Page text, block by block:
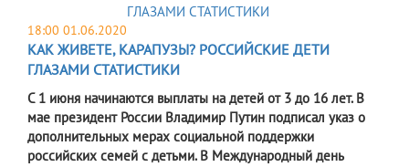
18:00 01.06.2020
КАК ЖИВЕТЕ, КАРАПУЗЫ? РОССИЙСКИЕ ДЕТИ
ГЛАЗАМИ СТАТИСТИКИ
С 1 июня начинаются выплаты на детей от 3 до 16 лет. В
мае президент России Владимир Путин подписал указ о
дополнительных мерах социальной поддержки
российских семей с детьми. В Международный день